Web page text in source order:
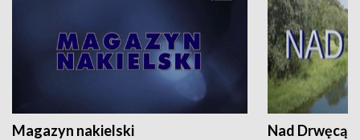
Magazyn nakielski Nad Drwęcą